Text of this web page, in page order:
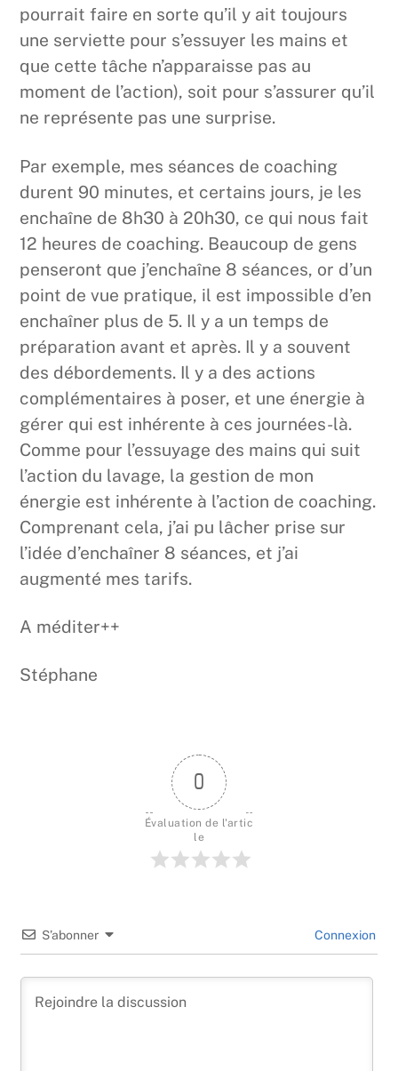
pourrait faire en sorte qu’il y ait toujours
une serviette pour s’essuyer les mains et
que cette tâche n’apparaisse pas au
moment de l’action), soit pour s’assurer qu’il
ne représente pas une surprise.
Par exemple, mes séances de coaching
durent 90 minutes, et certains jours, je les
enchaîne de 8h30 à 20h30, ce qui nous fait
12 heures de coaching. Beaucoup de gens
penseront que j’enchaîne 8 séances, or d’un
point de vue pratique, il est impossible d’en
enchaîner plus de 5. Il y a un temps de
préparation avant et après. Il y a souvent
des débordements. Il y a des actions
complémentaires à poser, et une énergie à
gérer qui est inhérente à ces journées-là.
Comme pour l’essuyage des mains qui suit
l’action du lavage, la gestion de mon
énergie est inhérente à l’action de coaching.
Comprenant cela, j’ai pu lâcher prise sur
l’idée d’enchaîner 8 séances, et j’ai
augmenté mes tarifs.
A méditer++
Stéphane
0
Évaluation de l'artic
le
S’abonner Connexion